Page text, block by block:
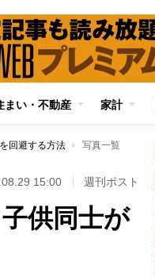
まい・不動産 家計
回避する方法 写真一覧
15:00 週刊ポスト
供同士が